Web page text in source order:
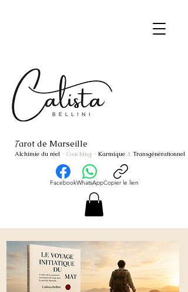
Tarot de Marseille
Alchimie du réel - Coaching - Karmique & Transgénérationnel
FacebookWhatsAppCopier le lien